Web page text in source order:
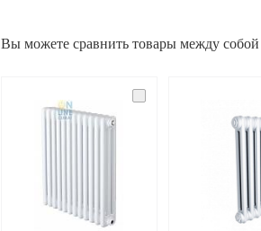
Вы можете сравнить товары между